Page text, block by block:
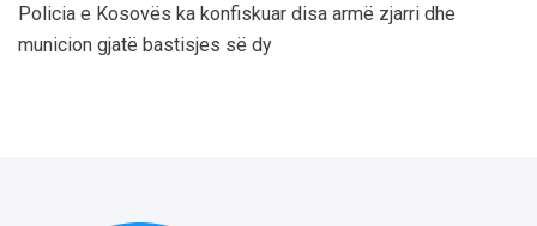
Policia e Kosovës ka konfiskuar disa armë zjarri dhe
municion gjatë bastisjes së dy